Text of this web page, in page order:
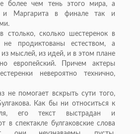
более чем тень этого мира, а
и Маргарита в финале так и
столько, сколько шестеренок в
продиктованы естеством, а
мыслей, из идей, и в этом плане
европейский. Причем актеры
невероятно технично,
не помогает вскрыть сути того,
Как бы ни относиться к
его текст выстрадан и
в спектакле булгаковские слова